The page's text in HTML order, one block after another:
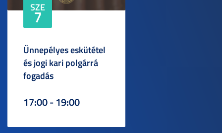
SZE
7
Ünnepélyes eskütétel
és jogi kari polgárrá
fogadás
17:00 - 19:00